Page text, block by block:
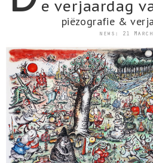
e verjaardag
piëzografie &
news: 21